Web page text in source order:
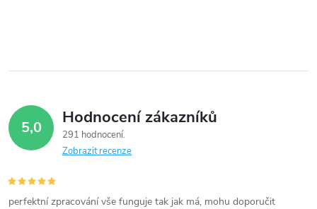
k
v
ý
p
5,0 Hodnocení zákazníků
291 hodnocení
Zobrazit recenze
perfektní zpracování vše funguje tak jak má, mohu doporučit